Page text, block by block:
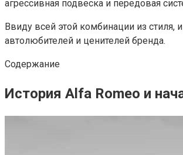
агрессивная подвеска и передовая
Ввиду всей этой комбинации из стиля,
автолюбителей и ценителей бренда.
Содержание
История Alfa Romeo и